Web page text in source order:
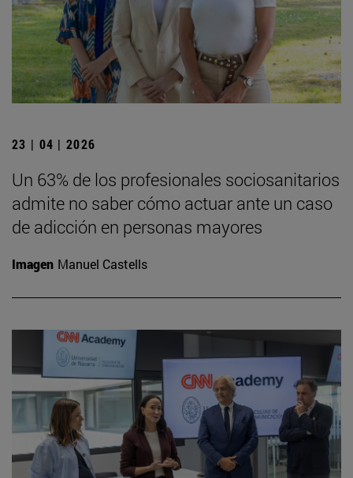
23 | 04 | 2026
Un 63% de los profesionales sociosanitarios
admite no saber cómo actuar ante un caso
de adicción en personas mayores
Imagen Manuel Castells